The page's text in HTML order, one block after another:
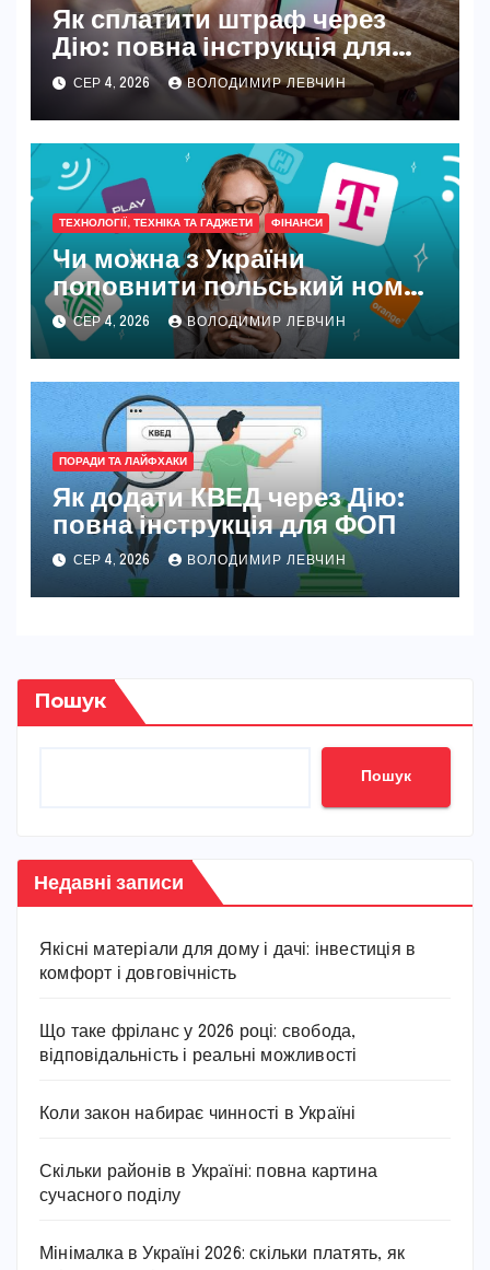
Як сплатити штраф через
Дію: повна інструкція для
новачків і досвідчених
СЕР 4, 2026 ВОЛОДИМИР ЛЕВЧИН
ТЕХНОЛОГІЇ, ТЕХНІКА ТА ГАДЖЕТИ ФІНАНСИ
Чи можна з України
поповнити польський номер
у 2026 році
СЕР 4, 2026 ВОЛОДИМИР ЛЕВЧИН
ПОРАДИ ТА ЛАЙФХАКИ
Як додати КВЕД через Дію:
повна інструкція для ФОП
СЕР 4, 2026 ВОЛОДИМИР ЛЕВЧИН
Пошук
Пошук
Недавні записи
Якісні матеріали для дому і дачі: інвестиція в
комфорт і довговічність
Що таке фріланс у 2026 році: свобода,
відповідальність і реальні можливості
Коли закон набирає чинності в Україні
Скільки районів в Україні: повна картина
сучасного поділу
Мінімалка в Україні 2026: скільки платять, як